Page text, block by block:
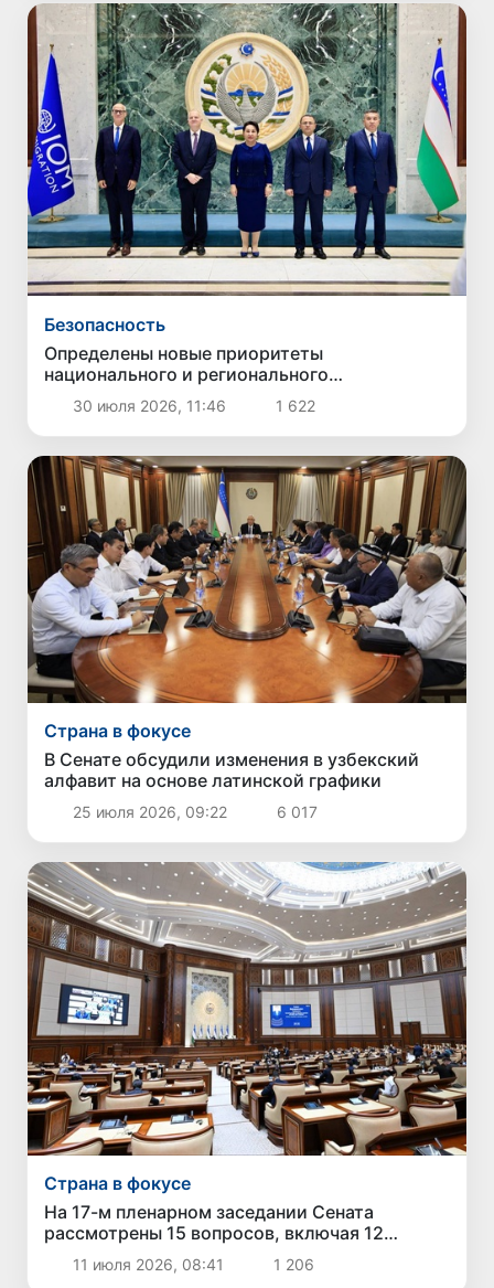
Безопасность
Определены новые приоритеты
национального и регионального
сотрудничества в сфере противодействия
торговле людьми
30 июля 2026, 11:46 1 622
Страна в фокусе
В Сенате обсудили изменения в узбекский
алфавит на основе латинской графики
25 июля 2026, 09:22 6 017
Страна в фокусе
На 17-м пленарном заседании Сената
рассмотрены 15 вопросов, включая 12
законов и национальный доклад по
международным рейтингам
11 июля 2026, 08:41 1 206